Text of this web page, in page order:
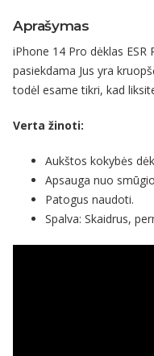
Aprašymas
iPhone 14 Pro dėklas ESR
pasiekdama Jus yra
todėl esame tikri, kad
Verta žinoti:
Aukštos kokybės
Apsauga nuo
Patogus naudoti.
Spalva: Skaidrus,